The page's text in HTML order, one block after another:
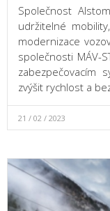
Společnost
udržitelné
modernizace
společnosti MÁV-
zabezpečovacím
zvýšit rychlost a
21 / 02 / 2023